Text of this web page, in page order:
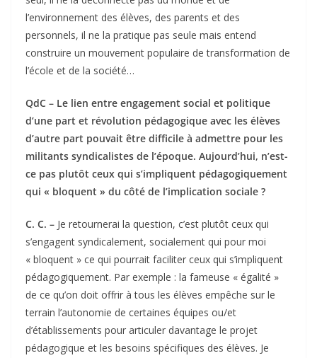
l’environnement des élèves, des parents et des
personnels, il ne la pratique pas seule mais entend
construire un mouvement populaire de transformation de
l’école et de la société…
QdC – Le lien entre engagement social et politique
d’une part et révolution pédagogique avec les élèves
d’autre part pouvait être difficile à admettre pour les
militants syndicalistes de l’époque. Aujourd’hui, n’est-
ce pas plutôt ceux qui s’impliquent pédagogiquement
qui « bloquent » du côté de l’implication sociale ?
C. C. – Je retournerai la question, c’est plutôt ceux qui
s’engagent syndicalement, socialement qui pour moi
« bloquent » ce qui pourrait faciliter ceux qui s’impliquent
pédagogiquement. Par exemple : la fameuse « égalité »
de ce qu’on doit offrir à tous les élèves empêche sur le
terrain l’autonomie de certaines équipes ou/et
d’établissements pour articuler davantage le projet
pédagogique et les besoins spécifiques des élèves. Je